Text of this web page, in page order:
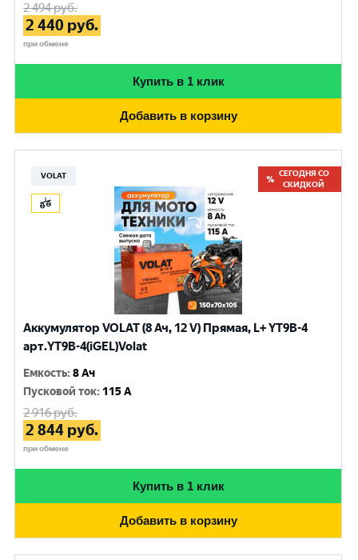
2 494руб.
2 440 руб.
при обмене
Купить в 1 клик
Добавить в корзину
VOLAT
СЕГОДНЯ СО
СКИДКОЙ
Аккумулятор VOLAT (8 Ач, 12 V) Прямая, L+ YT9B-4
арт.YT9B-4(iGEL)Volat
Емкость:8 Ач
Пусковой ток: 115 A
2 916руб.
2 844 руб.
при обмене
Купить в 1 клик
Добавить в корзину